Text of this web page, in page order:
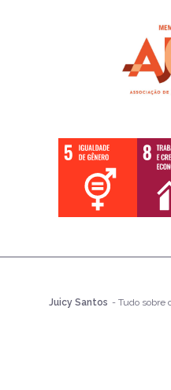
Juicy Santos - Tudo sobre